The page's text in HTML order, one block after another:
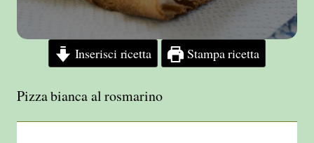
Inserisci ricetta Stampa ricetta
Pizza bianca al rosmarino